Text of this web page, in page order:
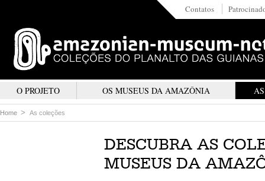
Contatos
O PROJETO OS MUSEUS DA AMAZÔNIA
Home As coleções
DESCUBRA AS
MUSEUS DA